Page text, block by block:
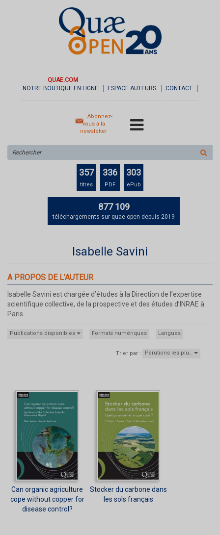
QUAE.COM
NOTRE BOUTIQUE EN LIGNE
ESPACE AUTEURS CONTACT
Abonnez-
vous à la
newsletter
sur
le
357
titres
336
PDF
303
ePub
877 109
téléchargements sur quae-open depuis 2019
Isabelle Savini
A PROPOS DE L'AUTEUR
Isabelle Savini est chargée d’études à la Direction de l’expertise
scientifique collective, de la prospective et des études d’INRAE à
Paris.
Publications disponibles Formats numériques Langues
Trier par : Parutions les plu…
Can organic agriculture
cope without copper for
disease control?
Stocker du carbone dans
les sols français